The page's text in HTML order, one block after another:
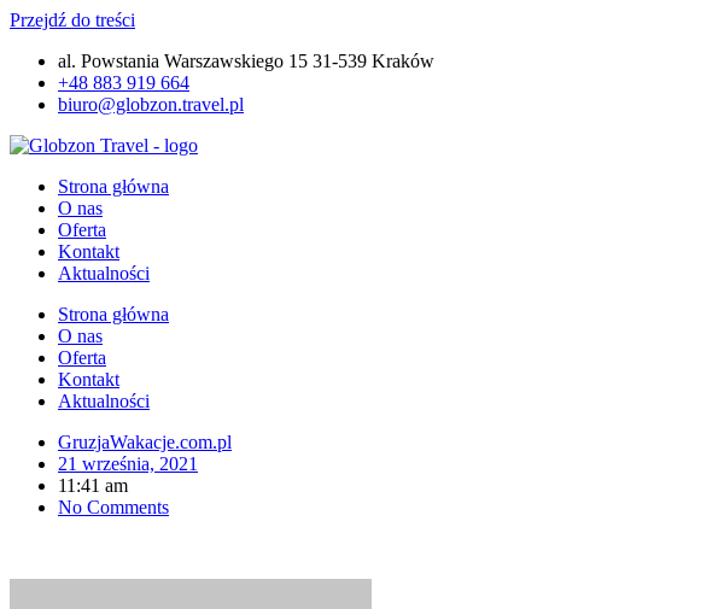
Przejdź do treści
al. Powstania Warszawskiego 15 31-539 Kraków
+48 883 919 664
biuro@globzon.travel.pl
Strona główna
O nas
Oferta
Kontakt
Aktualności
Strona główna
O nas
Oferta
Kontakt
Aktualności
GruzjaWakacje.com.pl
21 września, 2021
11:41 am
No Comments